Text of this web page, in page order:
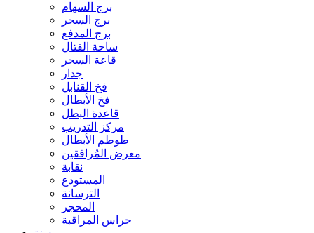
برج السهام
برج السحر
برج المدفع
ساحة القتال
قاعة السحر
جدار
فخ القنابل
فخ الأبطال
قاعدة البطل
مركز التدريب
طوطم الأبطال
معرض المُرافقين
نقابة
المستودع
الترسانة
المحجر
حراس المراقبة